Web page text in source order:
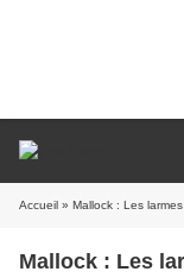
Accueil » Mallock : Les
Mallock : Les